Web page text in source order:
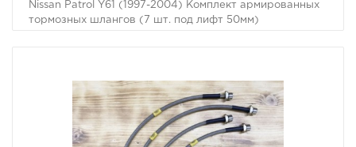
Nissan Patrol Y61 (1997-2004) Комплект армированных
тормозных шлангов (7 шт. под лифт 50мм)